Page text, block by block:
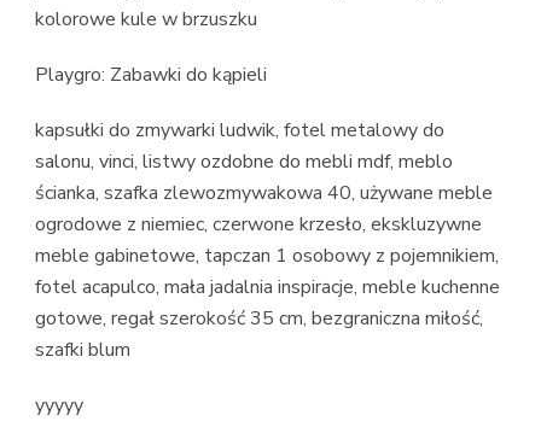
kolorowe kule w brzuszku
Playgro: Zabawki do kąpieli
kapsułki do zmywarki ludwik, fotel metalowy do
salonu, vinci, listwy ozdobne do mebli mdf, meblo
ścianka, szafka zlewozmywakowa 40, używane meble
ogrodowe z niemiec, czerwone krzesło, ekskluzywne
meble gabinetowe, tapczan 1 osobowy z pojemnikiem,
fotel acapulco, mała jadalnia inspiracje, meble kuchenne
gotowe, regał szerokość 35 cm, bezgraniczna miłość,
szafki blum
yyyyy